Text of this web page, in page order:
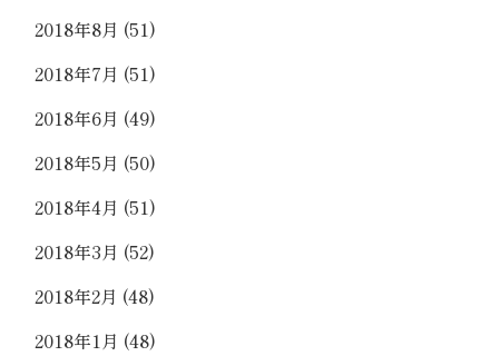
2018年8月 (51)
2018年7月 (51)
2018年6月 (49)
2018年5月 (50)
2018年4月 (51)
2018年3月 (52)
2018年2月 (48)
2018年1月 (48)